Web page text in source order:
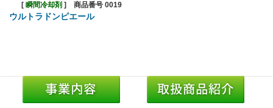
[ 瞬間冷却剤 ] 商品番号 0019
ウルトラドンピエール